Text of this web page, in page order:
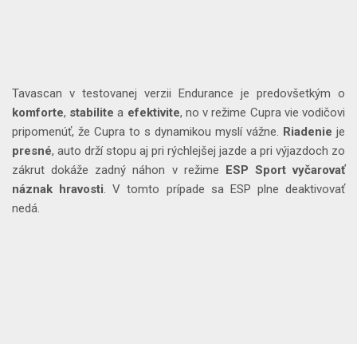
Tavascan v testovanej verzii Endurance je predovšetkým o
komforte, stabilite a efektivite, no v režime Cupra vie vodičovi
pripomenúť, že Cupra to s dynamikou myslí vážne. Riadenie je
presné, auto drží stopu aj pri rýchlejšej jazde a pri výjazdoch zo
zákrut dokáže zadný náhon v režime ESP Sport vyčarovať
náznak hravosti. V tomto prípade sa ESP plne deaktivovať
nedá.